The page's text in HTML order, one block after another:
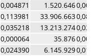
0,004871 1.520.646
0,113981 33.906.663
0,035218 13.213.274
0,000064 35.876
0,024390 6.145.929